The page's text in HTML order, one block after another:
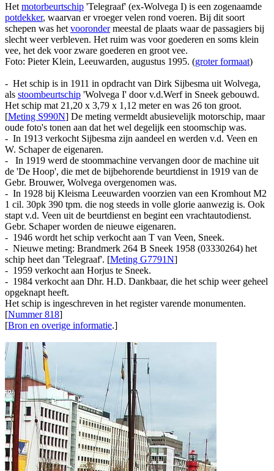
Het motorbeurtschip 'Telegraaf' (ex-Wolvega I) is een zogenaamde
potdekker, waarvan er vroeger velen rond voeren. Bij dit soort
schepen was het voorondermeestal de plaats waar de passagiers bij
slecht weer verbleven. Het ruim was voor goederen en soms klein
vee, het dek voor zware goederen en groot vee.
Foto: Pieter Klein, Leeuwarden, augustus 1995. (groter formaat)
- Het schip is in 1911 in opdracht van Dirk Sijbesma uit Wolvega,
als stoombeurtschip 'Wolvega I' door v.d.Werf in Sneek gebouwd.
Het schip mat 21,20 x 3,79 x 1,12 meter en was 26 ton groot.
[Meting S990N] De meting vermeldt abusievelijk motorschip, maar
oude foto's tonen aan dat het wel degelijk een stoomschip was.
- In 1913 verkocht Sijbesma zijn aandeel en werden v.d. Veen en
W. Schaper de eigenaren.
- In 1919 werd de stoommachine vervangen door de machine uit
de 'De Hoop', die met de bijbehorende beurtdienst in 1919 van de
Gebr. Brouwer, Wolvega overgenomen was.
- In 1928 bij Kleisma Leeuwarden voorzien van een Kromhout M2
1 cil. 30pk 390 tpm. die nog steeds in volle glorie aanwezig is. Ook
stapt v.d. Veen uit de beurtdienst en begint een vrachtautodienst.
Gebr. Schaper worden de nieuwe eigenaren.
- 1946 wordt het schip verkocht aan T van Veen, Sneek.
- Nieuwe meting: Brandmerk 264 B Sneek 1958 (03330264) het
schip heet dan 'Telegraaf'. [Meting G7791N]
- 1959 verkocht aan Horjus te Sneek.
- 1984 verkocht aan Dhr. H.D. Dankbaar, die het schip weer geheel
opgeknapt heeft.
Het schip is ingeschreven in het register varende monumenten.
[Nummer 818]
[Bron en overige informatie.]